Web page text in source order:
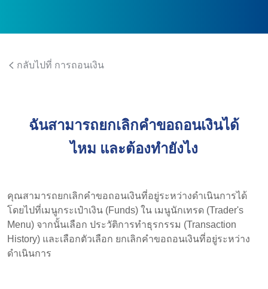
กลับไปที่ การถอนเงิน
ฉันสามารถยกเลิกคำขอถอนเงินได้
ไหม และต้องทำยังไง
คุณสามารถยกเลิกคำขอถอนเงินที่อยู่ระหว่างดำเนินการได้
โดยไปที่เมนูกระเป๋าเงิน (Funds) ใน เมนูนักเทรด (Trader's
Menu) จากนั้นเลือก ประวัติการทําธุรกรรม (Transaction
History) และเลือกตัวเลือก ยกเลิกคำขอถอนเงินที่อยู่ระหว่าง
ดำเนินการ